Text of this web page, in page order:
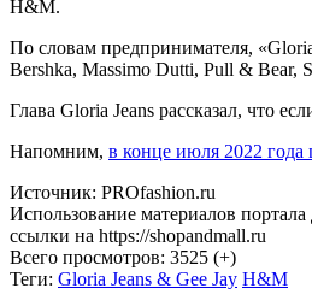
Bershka, Massimo Dutti, Pull & Bear,
Использование материалов портала
ссылки на https://shopandmall.ru
Всего просмотров:3525 (+)
Теги: Gloria Jeans & Gee Jay